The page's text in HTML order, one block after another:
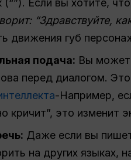
(“”). Если вы хотите,
“Здравствуйте,
движения губ
подача: Вы
перед диалогом.
-Например,
кричит”, это изменит
Даже если вы
на других языках,